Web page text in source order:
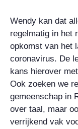
Wendy kan dat
regelmatig in het
opkomst van het
coronavirus. De
kans hierover
Ook zoeken we
gemeenschap in
over taal, maar
verrijkend vak